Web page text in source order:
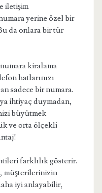
iletişim
yerine özel bir
da onlara bir tür
kiralama
hatlarınızı
sadece bir numara.
ihtiyaç duymadan,
büyütmek
ve orta ölçekli
farklılık gösterir.
müşterilerinizin
iyi anlayabilir,